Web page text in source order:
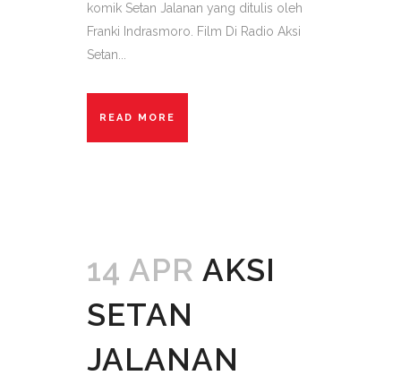
komik Setan Jalanan yang ditulis oleh
Franki Indrasmoro. Film Di Radio Aksi
Setan...
READ MORE
14 APR AKSI
SETAN
JALANAN